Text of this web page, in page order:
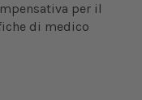
per il
di medico